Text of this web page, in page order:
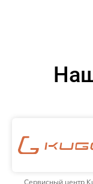
Сервисный центр